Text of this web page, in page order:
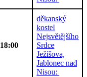
18:00
děkanský
kostel
Nejsvětějšího
Srdce
Ježíšova,
Jablonec nad
Nisou: